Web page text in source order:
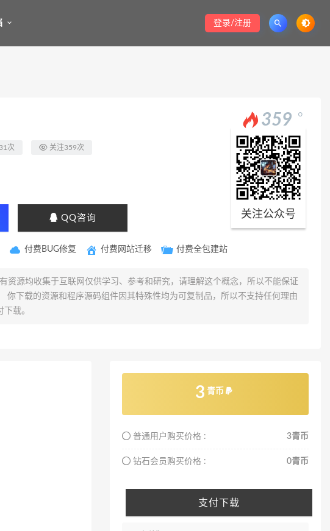
登录/注册
359
。
次 关注359次
关注公众号
QQ咨询
付费BUG修复 付费网站迁移 付费全包建站
资源均收集于互联网仅供学习、参考和研究，请理解这个概念，所以不能保证
你下载的资源和程序源码组件因其特殊性均为可复制品，所以不支持任何理由
载。
3 青币
普通用户购买价格 : 3青币
钻石会员购买价格 : 0青币
支付下载